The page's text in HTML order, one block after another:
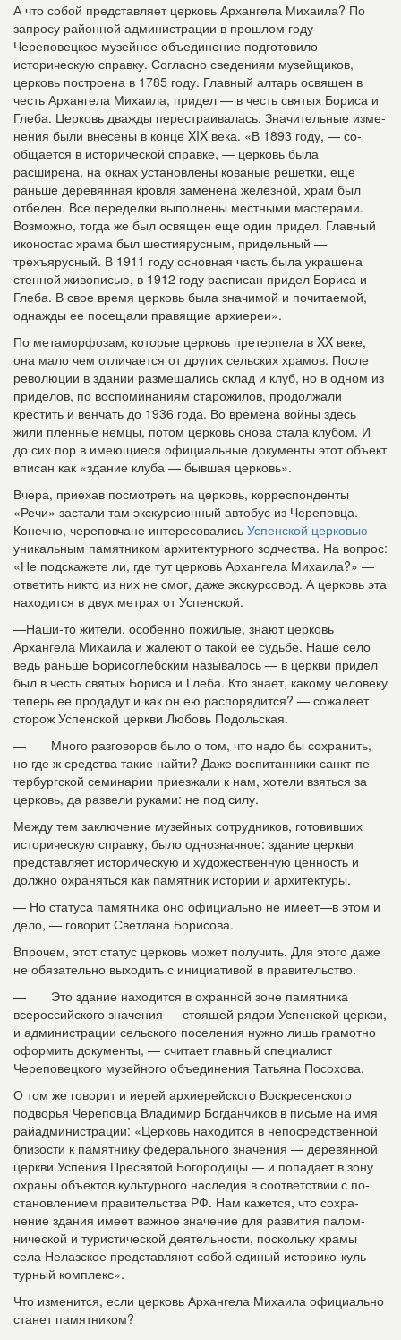
А что собой представляет церковь Архангела Миха­ила? По
запросу районной администрации в прошлом году
Череповецкое музей­ное объединение подгото­вило
историческую справку. Согласно сведениям музейщиков,
церковь построена в 1785 году. Главный алтарь освящен в
честь Архангела Михаила, придел — в честь святых Бориса и
Глеба. Цер­ковь дважды перестраива­лась. Значительные изме­
нения были внесены в конце XIX века. «В 1893 году, — со­
общается в исторической справке, — церковь была
расширена, на окнах уста­новлены кованые решетки, еще
раньше деревянная кровля заменена железной, храм был
отбелен. Все пере­делки выполнены местными мастерами.
Возможно, тогда же был освящен еще один придел. Главный
иконостас храма был шестиярусным, придельный —
трехъярус­ный. В 1911 году основная часть была украшена
стен­ной живописью, в 1912 году расписан придел Бориса и
Глеба. В свое время церковь была значимой и почитае­мой,
однажды ее посещали правящие архиереи».
По метаморфозам, кото­рые церковь претерпела в XX веке,
она мало чем отличает­ся от других сельских храмов. После
революции в здании размещались склад и клуб, но в одном из
приделов, по воспоминаниям старожилов, продолжали
крестить и вен­чать до 1936 года. Во времена войны здесь
жили пленные немцы, потом церковь снова стала клубом. И
до сих пор в имеющиеся официальные до­кументы этот объект
вписан как «здание клуба — бывшая церковь».
Вчера, приехав посмотреть на церковь, корреспонденты
«Речи» застали там экскурси­онный автобус из Череповца.
Конечно, череповчане интере­совались Успенской церковью —
уникальным памятником архитектурного зодчества. На вопрос:
«Не подскажете ли, где тут церковь Архангела Михаила?» —
ответить никто из них не смог, даже экскурсо­вод. А церковь эта
находится в двух метрах от Успенской.
—Наши-то жители, особен­но пожилые, знают церковь
Архангела Михаила и жалеют о такой ее судьбе. Наше село
ведь раньше Борисоглебским называлось — в церкви при­дел
был в честь святых Бори­са и Глеба. Кто знает, какому человеку
теперь ее продадут и как он ею распорядится? — сожалеет
сторож Успенской церкви Любовь Подольская.
— Много разговоров было о том, что надо бы сохранить,
но где ж средства такие найти? Даже воспитанники санкт-пе­
тербургской семинарии при­езжали к нам, хотели взяться за
церковь, да развели рука­ми: не под силу.
Между тем заключение музейных сотрудников, гото­вивших
историческую справ­ку, было однозначное: здание церкви
представляет исто­рическую и художественную ценность и
должно охраняться как памятник истории и архи­тектуры.
— Но статуса памятника оно официально не имеет—в этом и
дело, — говорит Свет­лана Борисова.
Впрочем, этот статус цер­ковь может получить. Для этого даже
не обязательно выходить с инициативой в правительство.
— Это здание находится в охранной зоне памятни­ка
всероссийского значения — стоящей рядом Успенской церкви,
и администрации сельского поселения нужно лишь грамотно
оформить до­кументы, — считает главный специалист
Череповецкого музейного объединения Тать­яна Посохова.
О том же говорит и иерей архиерейского Воскресен­ского
подворья Череповца Владимир Богданчиков в письме на имя
райадминистрации: «Церковь находится в непосредственной
близости к памятнику федерального значения — деревянной
цер­кви Успения Пресвятой Бого­родицы — и попадает в зону
охраны объектов культурного наследия в соответствии с по­
становлением правительства РФ. Нам кажется, что сохра­
нение здания имеет важное значение для развития палом­
нической и туристической де­ятельности, поскольку храмы
села Нелазское представляют собой единый историко-куль­
турный комплекс».
Что изменится, если цер­ковь Архангела Михаила офи­циально
станет памятником?